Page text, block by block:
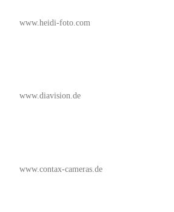
www.heidi-foto.com
www.diavision.de
www.contax-cameras.de